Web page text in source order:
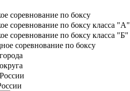
соревнование по боксу
соревнование по боксу класса "А"
соревнование по боксу класса "Б"
соревнование по боксу